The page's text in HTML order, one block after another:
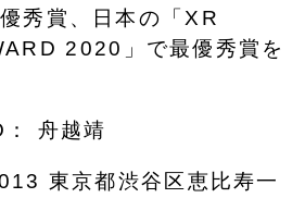
秀賞、日本の「XR
2020」で最優秀賞を
舟越靖
東京都渋谷区恵比寿一